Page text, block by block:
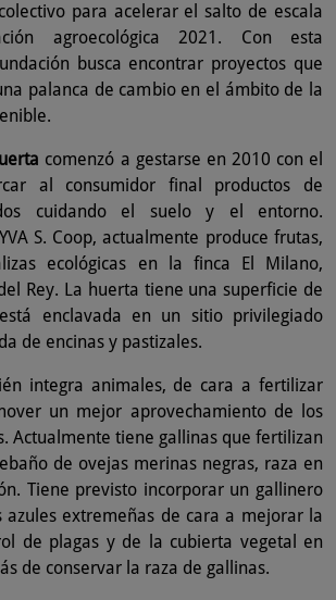
para acelerar el salto de escala
agroecológica 2021. Con esta
busca encontrar proyectos que
palanca de cambio en el ámbito de la
comenzó a gestarse en 2010 con el
al consumidor final productos de
cuidando el suelo y el entorno.
S. Coop, actualmente produce frutas,
ecológicas en la finca El Milano,
Rey. La huerta tiene una superficie de
enclavada en un sitio privilegiado
de encinas y pastizales.
integra animales, de cara a fertilizar
un mejor aprovechamiento de los
Actualmente tiene gallinas que fertilizan
de ovejas merinas negras, raza en
Tiene previsto incorporar un gallinero
azules extremeñas de cara a mejorar la
de plagas y de la cubierta vegetal en
de conservar la raza de gallinas.